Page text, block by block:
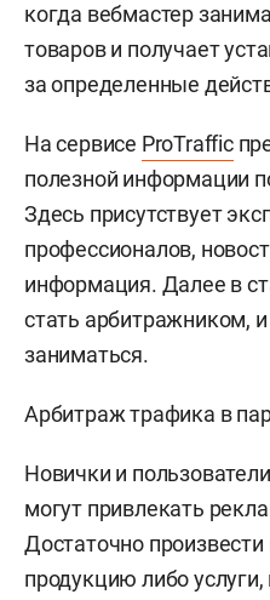
когда вебмастер
товаров и получает
за определенные
На сервисе ProTraffic
полезной информации
Здесь присутствует
профессионалов,
информация. Далее в
стать арбитражником,
заниматься.
Арбитраж трафика в
Новички и
могут привлекать
Достаточно
продукцию либо